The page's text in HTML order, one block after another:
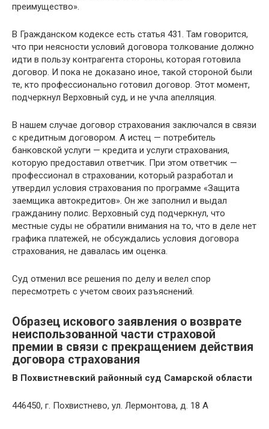
преимущество».
В Гражданском кодексе есть статья 431. Там говорится,
что при неясности условий договора толкование должно
идти в пользу контрагента стороны, которая готовила
договор. И пока не доказано иное, такой стороной были
те, кто профессионально готовил договор. Этот момент,
подчеркнул Верховный суд, и не учла апелляция.
В нашем случае договор страхования заключался в связи
с кредитным договором. А истец — потребитель
банковской услуги — кредита и услуги страхования,
которую предоставил ответчик. При этом ответчик —
профессионал в страховании, который разработал и
утвердил условия страхования по программе «Защита
заемщика автокредитов». Он же заполнил и выдал
гражданину полис. Верховный суд подчеркнул, что
местные суды не обратили внимания на то, что в деле нет
графика платежей, не обсуждались условия договора
страхования, не давалась им оценка.
Суд отменил все решения по делу и велел спор
пересмотреть с учетом своих разъяснений.
Образец искового заявления о возврате
неиспользованной части страховой
премии в связи с прекращением действия
договора страхования
В Похвистневский районный суд Самарской области
446450, г. Похвистнево, ул. Лермонтова, д. 18 А